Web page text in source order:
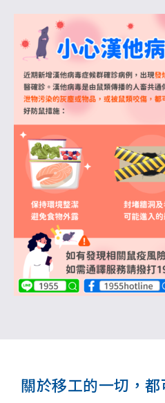
關於移工的一切，